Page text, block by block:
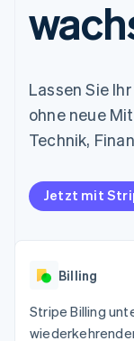
Zugriff auf
125
Authorization
Optimierung
Bezahlvorgang
Financial
Verbundene
Mehr
Lassen Sie
ohne neue
Technik,
Jetzt mit
Billing
Stripe Billing